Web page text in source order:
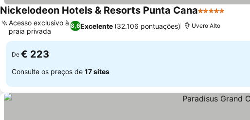
Nickelodeon Hotels & Resorts Punta Cana5 Estrelas
8,6Excelente (32.106 pontuações)
Acesso exclusivo à
praia privada
Uvero Alto
De € 223
Consulte os preços de 17 sites